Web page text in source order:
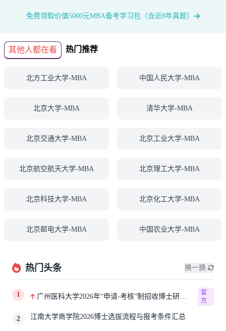
免费领取价值5000元MBA备考学习包（含近8年真题）
其他人都在看 热门推荐
北方工业大学-MBA 中国人民大学-MBA
北京大学-MBA 清华大学-MBA
北京交通大学-MBA 北京工业大学-MBA
北京航空航天大学-MBA 北京理工大学-MBA
北京科技大学-MBA 北京化工大学-MBA
北京邮电大学-MBA 中国农业大学-MBA
热门头条 换一换
1
广州医科大学2026年“申请-考核”制招收博士研究
官
方
2 江南大学商学院2026博士选拔流程与报考条件汇总